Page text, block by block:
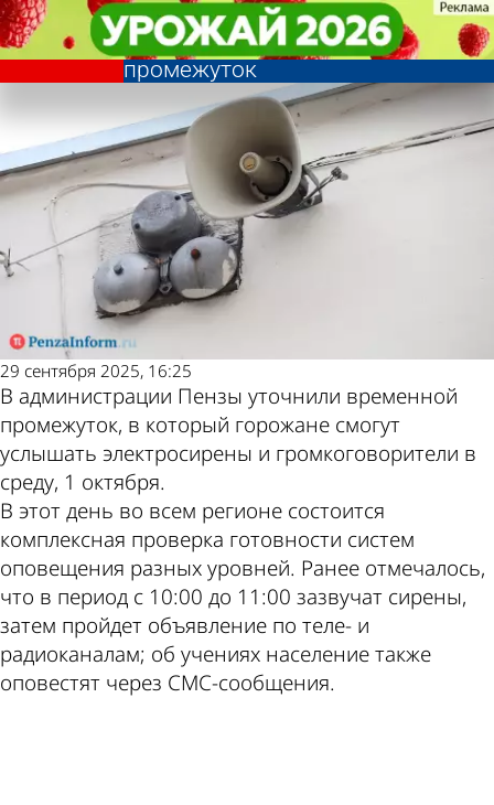
Проверка систем оповещения в
Пензе: уточнен временной
промежуток
Общество
29 сентября 2025, 16:25
В администрации Пензы уточнили временной
промежуток, в который горожане смогут
услышать электросирены и громкоговорители в
среду, 1 октября.
В этот день во всем регионе состоится
комплексная проверка готовности систем
оповещения разных уровней. Ранее отмечалось,
что в период с 10:00 до 11:00 зазвучат сирены,
затем пройдет объявление по теле- и
радиоканалам; об учениях население также
оповестят через СМС-сообщения.
Проверка систем оповещения в
Пензе: уточнен временной
промежуток
Общество
Другие новости по
теме
Погода и курсы
валют в Пензе